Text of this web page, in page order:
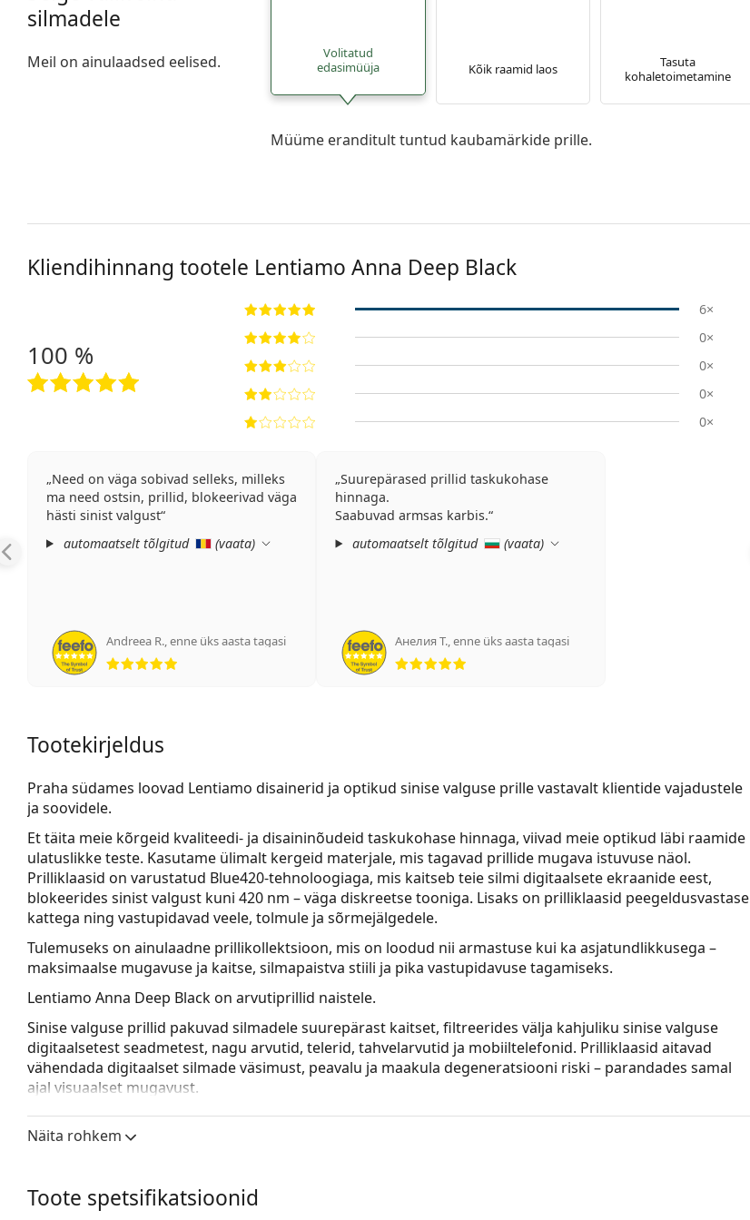
silmadele
Meil on ainulaadsed eelised.
Volitatud
edasimüüja
Kõik raamid laos
Tasuta
kohaletoimetamine
Müüme eranditult tuntud kaubamärkide prille.
Kliendihinnang tootele Lentiamo Anna Deep Black
100 %
6×
0×
0×
0×
0×
Need on väga sobivad selleks, milleks
ma need ostsin, prillid, blokeerivad väga
hästi sinist valgust
automaatselt tõlgitud
(vaata)
Andreea R.,enne üks aasta tagasi
Hinnang 5 viiest
Suurepärased prillid taskukohase
hinnaga.
Saabuvad armsas karbis.
automaatselt tõlgitud
(vaata)
Анелия Т.,enne üks aasta tagasi
Hinnang 5 viiest
Tootekirjeldus
Praha südames loovad Lentiamo disainerid ja optikud sinise valguse prille vastavalt klientide vajadustele
ja soovidele.
Et täita meie kõrgeid kvaliteedi- ja disaininõudeid taskukohase hinnaga, viivad meie optikud läbi raamide
ulatuslikke teste. Kasutame ülimalt kergeid materjale, mis tagavad prillide mugava istuvuse näol.
Prilliklaasid on varustatud Blue420-tehnoloogiaga, mis kaitseb teie silmi digitaalsete ekraanide eest,
blokeerides sinist valgust kuni 420 nm – väga diskreetse tooniga. Lisaks on prilliklaasid peegeldusvastase
kattega ning vastupidavad veele, tolmule ja sõrmejälgedele.
Tulemuseks on ainulaadne prillikollektsioon, mis on loodud nii armastuse kui ka asjatundlikkusega –
maksimaalse mugavuse ja kaitse, silmapaistva stiili ja pika vastupidavuse tagamiseks.
Lentiamo Anna Deep Blackon arvutiprillid naistele.
Sinise valguse prillid pakuvad silmadele suurepärast kaitset, filtreerides välja kahjuliku sinise valguse
digitaalsetest seadmetest, nagu arvutid, telerid, tahvelarvutid ja mobiiltelefonid. Prilliklaasid aitavad
vähendada digitaalset silmade väsimust, peavalu ja maakula degeneratsiooni riski – parandades samal
ajal visuaalset mugavust.
Vaata, kuidas sa näed nendes prillides välja Lentiamo virtuaalse proovimisfunktsiooniga.
Prilliraam
juustega.
Näita rohkem
Toote spetsifikatsioonid